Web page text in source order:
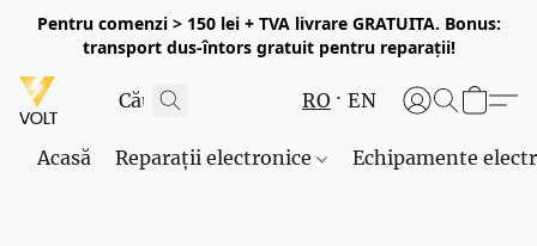
Pentru comenzi > 150 lei + TVA livrare GRATUITA. Bonus:
transport dus-întors gratuit pentru reparații!
RO EN
Acasă Reparații electronice Echipamente